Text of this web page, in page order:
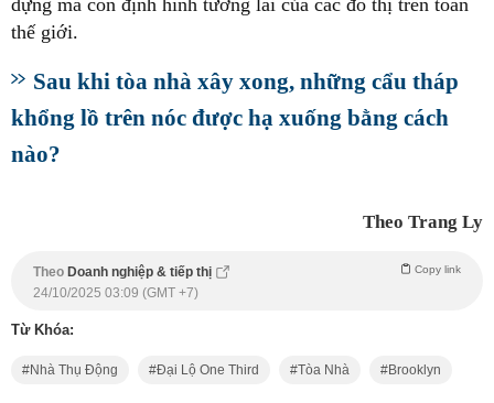
dựng mà còn định hình tương lai của các đô thị trên toàn
thế giới.
Sau khi tòa nhà xây xong, những cẩu tháp
khổng lồ trên nóc được hạ xuống bằng cách
nào?
Theo Trang Ly
Theo Doanh nghiệp & tiếp thị Copy link
24/10/2025 03:09 (GMT +7)
Từ Khóa:
Nhà Thụ Động Đại Lộ One Third Tòa Nhà Brooklyn